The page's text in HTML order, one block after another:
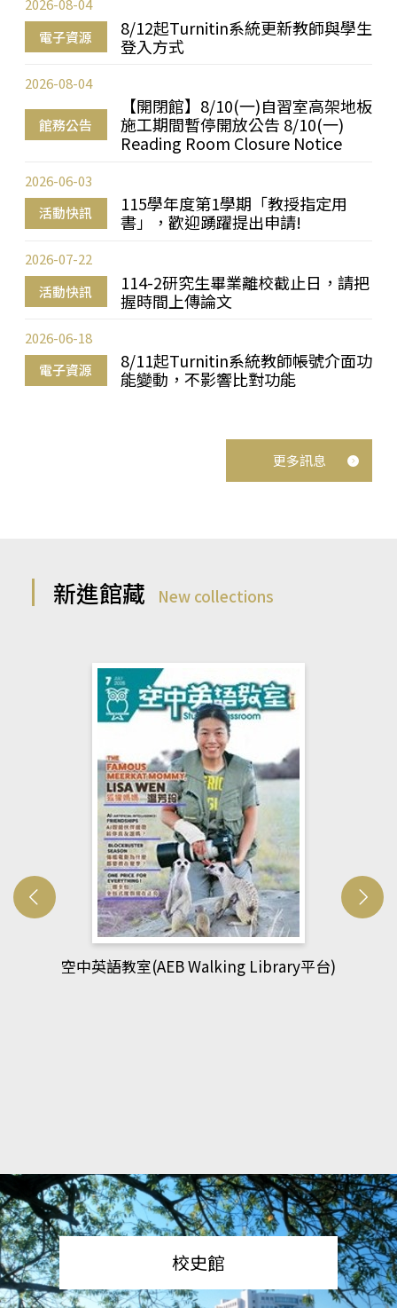
電子資源
8/12起Turnitin系統更新教師與學生
登入方式
2026-08-04
館務公告
【開閉館】8/10(一)自習室高架地板
施工期間暫停開放公告 8/10(一)
Reading Room Closure Notice
2026-08-04
活動快訊
115學年度第1學期「教授指定用
書」，歡迎踴躍提出申請!
2026-06-03
活動快訊
114-2研究生畢業離校截止日，請把
握時間上傳論文
2026-07-22
電子資源
8/11起Turnitin系統教師帳號介面功
能變動，不影響比對功能
2026-06-18
更多訊息
新進館藏 New collections
網管人(kono平台)
校史館